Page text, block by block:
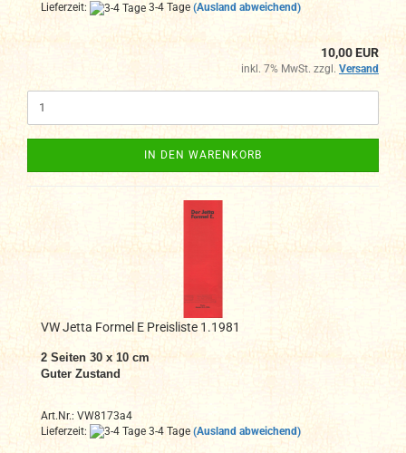
Lieferzeit:
3-4 Tage (Ausland abweichend)
10,00 EUR
inkl. 7% MwSt. zzgl. Versand
IN DEN WARENKORB
VW Jetta Formel E Preisliste 1.1981
2 Seiten 30 x 10 cm
Guter Zustand
Art.Nr.: VW8173a4
Lieferzeit:
3-4 Tage (Ausland abweichend)